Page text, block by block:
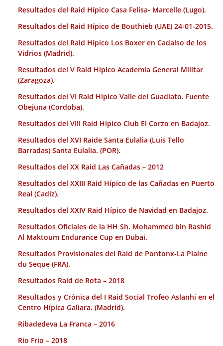
Resultados del Raid Hípico Casa Felisa- Marcelle (Lugo).
Resultados del Raid Hípico de Bouthieb (UAE) 24-01-2015.
Resultados del Raid Hípico Los Boxer en Cadalso de los
Vidrios (Madrid).
Resultados del V Raid Hípico Academia General Militar
(Zaragoza).
Resultados del VI Raid Hípico Valle del Guadiato. Fuente
Obejuna (Cordoba).
Resultados del VIII Raid Hípico Club El Corzo en Badajoz.
Resultados del XVI Raide Santa Eulalia (Luis Tello
Barradas) Santa Eulalia. (POR).
Resultados del XX Raid Las Cañadas – 2012
Resultados del XXIII Raid Hípico de las Cañadas en Puerto
Real (Cadiz).
Resultados del XXIV Raid Hípico de Navidad en Badajoz.
Resultados Oficiales de la HH Sh. Mohammed bin Rashid
Al Maktoum Endurance Cup en Dubai.
Resultados Provisionales del Raid de Pontonx-La Plaine
du Seque (FRA).
Resultados Raid de Rota – 2018
Resultados y Crónica del I Raid Social Trofeo Aslanhi en el
Centro Hípica Galiara. (Madrid).
Ribadedeva La Franca – 2016
Rio Frio – 2018